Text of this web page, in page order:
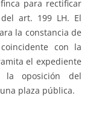
para rectificar
art. 199 LH. El
la constancia de
con la
el expediente
oposición del
plaza pública.